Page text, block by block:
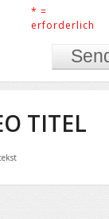
* =
erforderlich
TITEL